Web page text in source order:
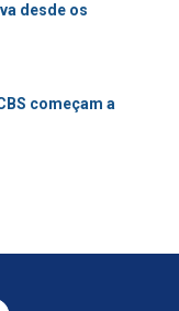
desde os
começam a